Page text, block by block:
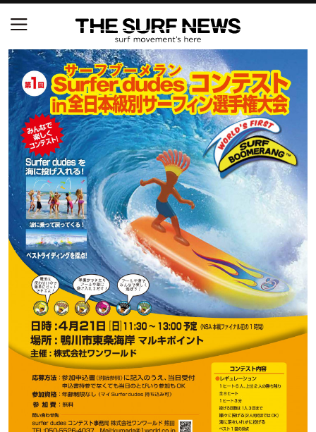
NSAと茅ヶ崎市が包括連携協定を締結 自治体との
協定は全国初、サーフィンを軸に地域活性化へ
【五十嵐カノア独占インタビュー】旧友レオ、ジャ
ックとの豪華プライベートセッション
S.ONE ショート＆ロング開幕戦・現地リポート（高
橋みなと）
ニュース
製品情報
特集
試合
ハウツー
ホリデースタイル